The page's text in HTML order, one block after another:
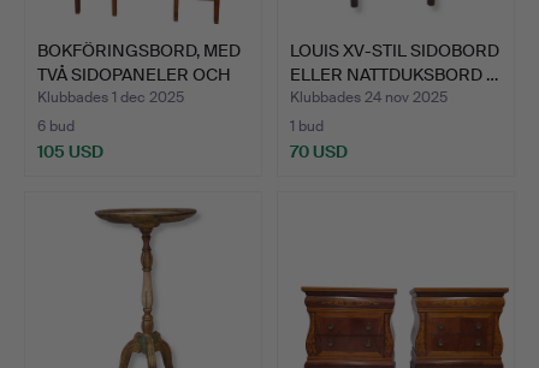
BOKFÖRINGSBORD, MED
TVÅ SIDOPANELER OCH
ST…
Klubbades 1 dec 2025
6 bud
105 USD
LOUIS XV-STIL SIDOBORD
ELLER NATTDUKSBORD …
Klubbades 24 nov 2025
1 bud
70 USD